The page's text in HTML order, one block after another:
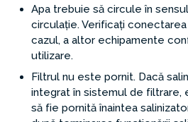
Apa trebuie să circule în
circulație. Verificați
cazul, a altor echipamente
utilizare.
Filtrul nu este pornit. Dacă
integrat în sistemul de filtrare,
să fie pornită înaintea